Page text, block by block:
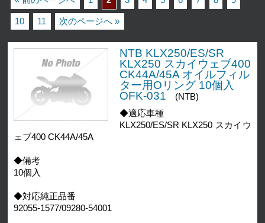
10 11 次のページへ »
NTB KLX250/ES/SR
KLX250 スカイウェブ400
CK44A/45A オイルフィル
ター用Oリング 10個入
OFK-031
(NTB)
◆適応車種
KLX250/ES/SR KLX250 スカイウ
ェブ400 CK44A/45A
◆備考
10個入
◆対応純正品番
92055-1577/09280-54001